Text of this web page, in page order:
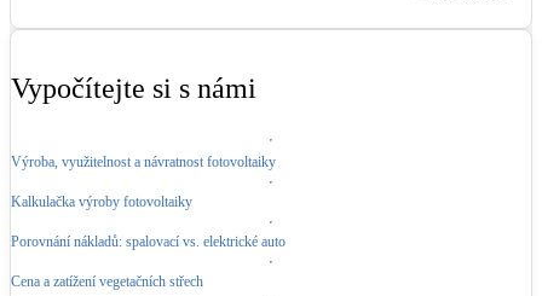
Vypočítejte si s námi
Výroba, využitelnost a návratnost fotovoltaiky
Kalkulačka výroby fotovoltaiky
Porovnání nákladů: spalovací vs. elektrické auto
Cena a zatížení vegetačních střech